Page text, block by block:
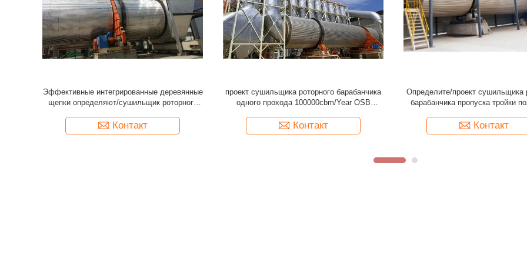
Оборудование печи суша печи тимберса
эффективного кубического метра 100
Контакт
Эффективный сушильщик ротора 3 тонн/
часа для производственной линии доски
Контакт
Эффективный сушильщик
часа для производственной
Контакт